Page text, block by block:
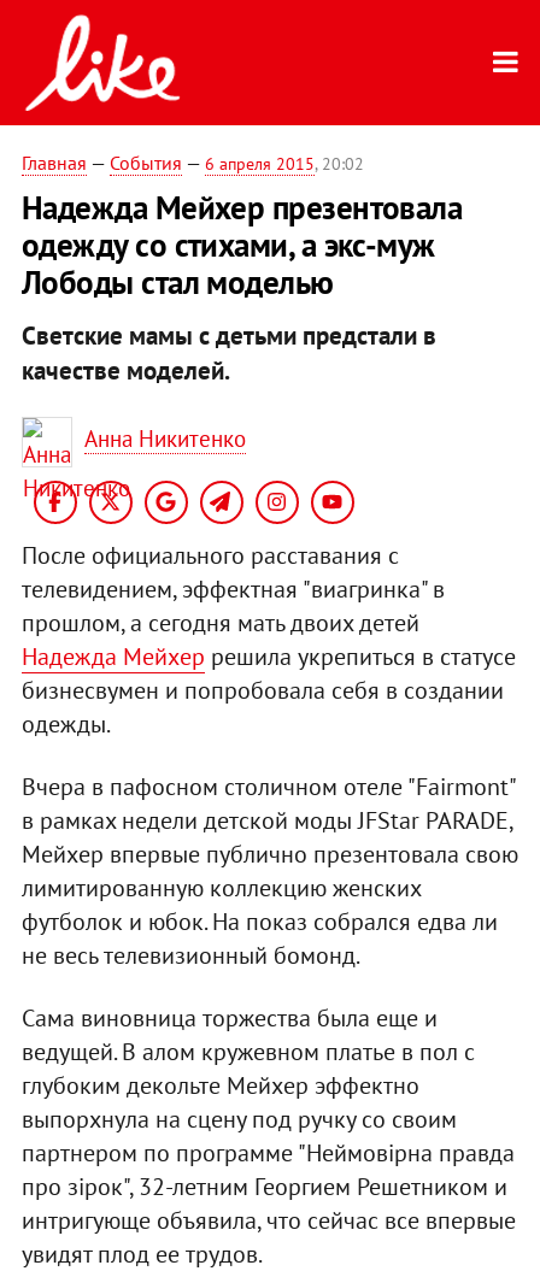
Главная — События — 6 апреля 2015, 20:02
Надежда Мейхер презентовала
одежду со стихами, а экс-муж
Лободы стал моделью
Светские мамы с детьми предстали в
качестве моделей.
Анна Никитенко
После официального расставания с
телевидением, эффектная "виагринка" в
прошлом, а сегодня мать двоих детей
Надежда Мейхер решила укрепиться в статусе
бизнесвумен и попробовала себя в создании
одежды.
Вчера в пафосном столичном отеле "Fairmont"
в рамках недели детской моды JFStar PARADE,
Мейхер впервые публично презентовала свою
лимитированную коллекцию женских
футболок и юбок. На показ собрался едва ли
не весь телевизионный бомонд.
Сама виновница торжества была еще и
ведущей. В алом кружевном платье в пол с
глубоким декольте Мейхер эффектно
выпорхнула на сцену под ручку со своим
партнером по программе "Неймовірна правда
про зірок", 32-летним Георгием Решетником и
интригующе объявила, что сейчас все впервые
увидят плод ее трудов.